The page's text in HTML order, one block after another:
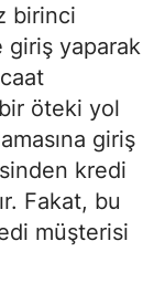
birinci
giriş yaparak
öteki yol
giriş
kredi
Fakat, bu
müşterisi